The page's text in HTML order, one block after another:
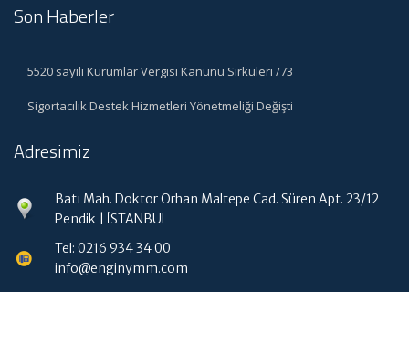
Son Haberler
5520 sayılı Kurumlar Vergisi Kanunu Sirküleri /73
Sigortacılık Destek Hizmetleri Yönetmeliği Değişti
Adresimiz
Batı Mah. Doktor Orhan Maltepe Cad. Süren Apt. 23/12
Pendik | İSTANBUL
Tel: 0216 934 34 00
info@enginymm.com